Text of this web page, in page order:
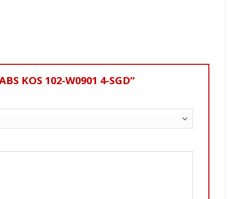
KOS 102-W0901 4-SGD”